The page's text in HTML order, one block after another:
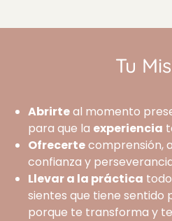
Tu
Abrirteal momento
para que la experiencia
Ofrecertecomprensión,
confianza y
Llevar a la práctica
sientes que tiene sentido
porque te transforma y